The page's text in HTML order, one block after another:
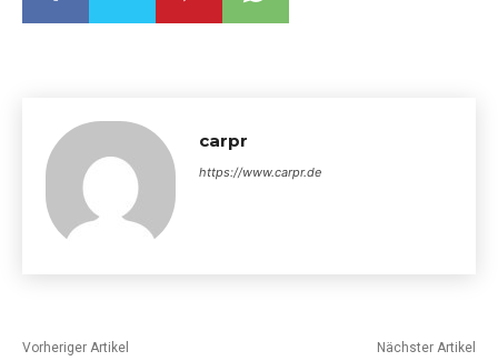
carpr
https://www.carpr.de
Vorheriger Artikel Nächster Artikel